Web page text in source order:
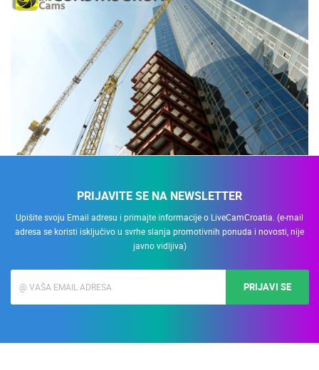
PRIJAVITE SE NA NEWSLETTER
Upišite svoju Email adresu i primajte informacije o LiveCamCroatia. (e-mail
adresa se koristi isključivo u svrhe slanja promotivnih ponuda i novosti, nije
javno vidljiva)
PRIJAVI SE